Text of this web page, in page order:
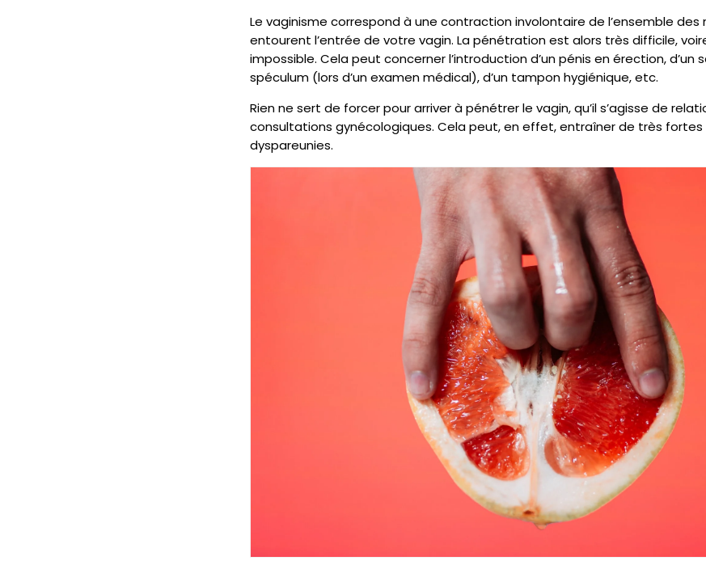
Le vaginisme correspond à une contraction involontaire de l’ensemble des
entourent l’entrée de votre vagin. La pénétration est alors très difficile,
impossible. Cela peut concerner l’introduction d’un pénis en érection, d’un
spéculum (lors d’un examen médical), d’un tampon hygiénique, etc.
Rien ne sert de forcer pour arriver à pénétrer le vagin, qu’il s’agisse de
consultations gynécologiques. Cela peut, en effet, entraîner de très fortes
dyspareunies.